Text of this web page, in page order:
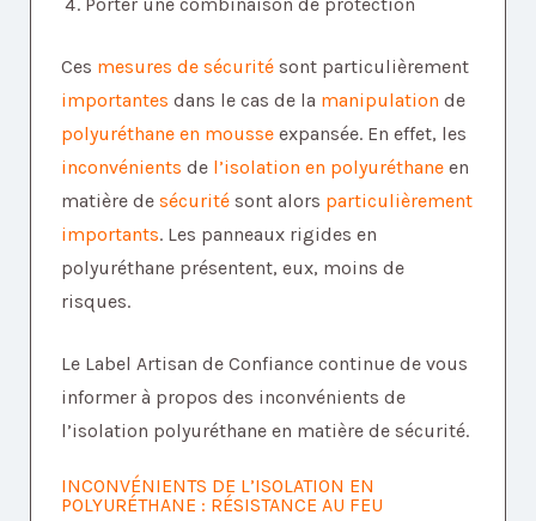
Ces mesures de sécurité sont particulièrement
importantes dans le cas de la manipulation de
polyuréthane en mousse expansée. En effet, les
inconvénients de l’isolation en polyuréthane en
matière de sécurité sont alors particulièrement
importants. Les panneaux rigides en
polyuréthane présentent, eux, moins de
risques.
Le Label Artisan de Confiance continue de vous
informer à propos des inconvénients de
l’isolation polyuréthane en matière de sécurité.
INCONVÉNIENTS DE L’ISOLATION EN
POLYURÉTHANE : RÉSISTANCE AU FEU